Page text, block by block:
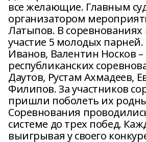
все желающие. Главным
организатором
Латыпов. В
участие 5 молодых
Иванов, Валентин Носков
республиканских
Даутов, Рустам Ахмадеев,
Филипов. За участников
пришли поболеть их
Соревнования
системе до трех побед.
выигрывая у своего